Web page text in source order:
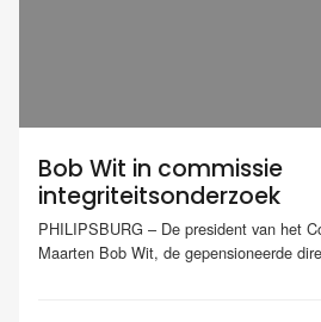
Bob Wit in commissie
integriteitsonderzoek
PHILIPSBURG – De president van het
Maarten Bob Wit, de gepensioneerde